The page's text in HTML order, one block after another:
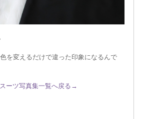
を変えるだけで違った印象になるんで
ーツ写真集一覧へ戻る→